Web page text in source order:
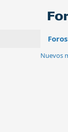
Foros
Nuevos